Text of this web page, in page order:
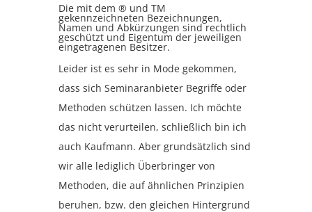
Die mit dem ® und TM
gekennzeichneten Bezeichnungen,
Namen und Abkürzungen sind rechtlich
geschützt und Eigentum der jeweiligen
eingetragenen Besitzer.
Leider ist es sehr in Mode gekommen,
dass sich Seminaranbieter Begriffe oder
Methoden schützen lassen. Ich möchte
das nicht verurteilen, schließlich bin ich
auch Kaufmann. Aber grundsätzlich sind
wir alle lediglich Überbringer von
Methoden, die auf ähnlichen Prinzipien
beruhen, bzw. den gleichen Hintergrund